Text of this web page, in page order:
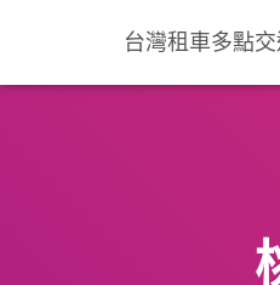
台灣租車多點